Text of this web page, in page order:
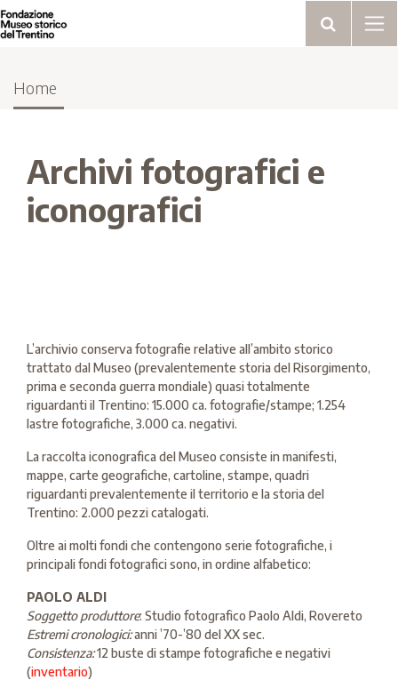
Home
Archivi fotografici e
iconografici
L’archivio conserva fotografie relative all’ambito storico
trattato dal Museo (prevalentemente storia del Risorgimento,
prima e seconda guerra mondiale) quasi totalmente
riguardanti il Trentino: 15.000 ca. fotografie/stampe; 1.254
lastre fotografiche, 3.000 ca. negativi.
La raccolta iconografica del Museo consiste in manifesti,
mappe, carte geografiche, cartoline, stampe, quadri
riguardanti prevalentemente il territorio e la storia del
Trentino: 2.000 pezzi catalogati.
Oltre ai molti fondi che contengono serie fotografiche, i
principali fondi fotografici sono, in ordine alfabetico:
PAOLO ALDI
Soggetto produttore: Studio fotografico Paolo Aldi, Rovereto
Estremi cronologici:anni ’70-’80 del XX sec.
Consistenza:12 buste di stampe fotografiche e negativi
(inventario)